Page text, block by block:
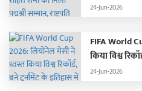
किया सम्मानित
24-Jun-2026
FIFA World
किया विश्व
ज्यादा गोल करने
24-Jun-2026